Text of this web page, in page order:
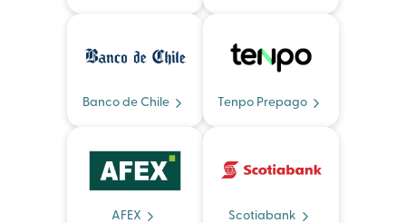
Banco de Chile Tenpo Prepago
AFEX Scotiabank